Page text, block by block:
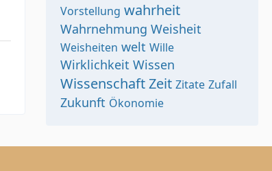
Vorstellung wahrheit
Wahrnehmung Weisheit
Weisheiten welt Wille
Wirklichkeit Wissen
WissenschaftZeit Zitate Zufall
Zukunft Ökonomie